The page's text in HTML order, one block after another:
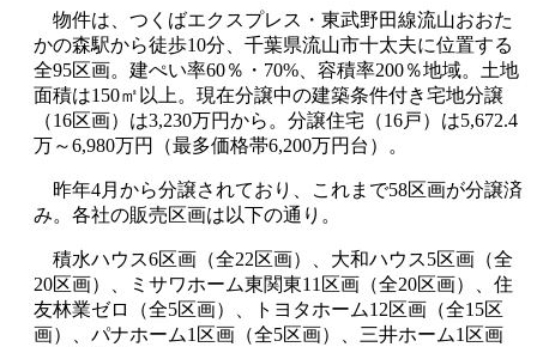
物件は、つくばエクスプレス・東武野田線流山おおた
かの森駅から徒歩10分、千葉県流山市十太夫に位置する
全95区画。建ぺい率60％・70%、容積率200％地域。土地
面積は150㎡以上。現在分譲中の建築条件付き宅地分譲
（16区画）は3,230万円から。分譲住宅（16戸）は5,672.4
万～6,980万円（最多価格帯6,200万円台）。
昨年4月から分譲されており、これまで58区画が分譲済
み。各社の販売区画は以下の通り。
積水ハウス6区画（全22区画）、大和ハウス5区画（全
20区画）、ミサワホーム東関東11区画（全20区画）、住
友林業ゼロ（全5区画）、トヨタホーム12区画（全15区
画）、パナホーム1区画（全5区画）、三井ホーム1区画